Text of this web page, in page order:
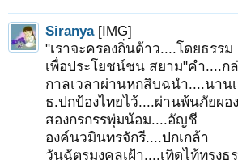
Siranya [IMG]
"เราจะครองถิ่นด้าว....โดยธรรม
เพื่อประโยชน์ชน สยาม"คำ....ก
กาลเวลาผ่านหกสิบฉนำ....นาน
ธ.ปกป้องไทยไว้....ผ่านพ้นภัยผอง
สองกรกรรพุ่มน้อม....อัญชี
องค์นวมินทรจักรี....ปกเกล้า
วันฉัตรมงคลเฝ้า....เทิดไท้ทรงธ